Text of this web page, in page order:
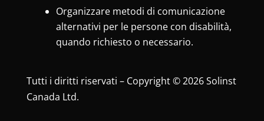
Organizzare metodi di comunicazione
alternativi per le persone con disabilità,
quando richiesto o necessario.
Tutti i diritti riservati – Copyright © 2026 Solinst
Canada Ltd.